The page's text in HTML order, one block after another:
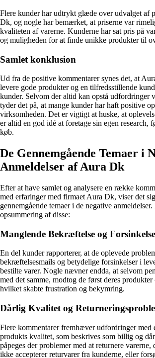
Flere kunder har udtrykt glæde over udvalget af
Dk, og nogle har bemærket, at priserne var
kvaliteten af varerne. Kunderne har sat pris på
og muligheden for at finde unikke produkter til
Samlet konklusion
Ud fra de positive kommentarer synes det, at
levere gode produkter og en tilfredsstillende
kunder. Selvom der altid kan opstå udfordringer
tyder det på, at mange kunder har haft positive
virksomheden. Det er vigtigt at huske, at
er altid en god idé at foretage sin egen research,
køb.
De Gennemgående Temaer i
Anmeldelser af Aura Dk
Efter at have samlet og analysere en række
med erfaringer med firmaet Aura Dk, viser det
gennemgående temaer i de negative anmeldelser.
opsummering af disse:
Manglende Bekræftelse og
En del kunder rapporterer, at de oplevede
bekræftelsesmails og betydelige forsinkelser i
bestilte varer. Nogle nævner endda, at selvom
med det samme, modtog de først deres produkter
hvilket skabte frustration og bekymring.
Dårlig Kvalitet og
Flere kommentarer fremhæver udfordringer med
produkts kvalitet, som beskrives som billig og
påpeges der problemer med at returnere
ikke accepterer returvarer fra kunderne, eller